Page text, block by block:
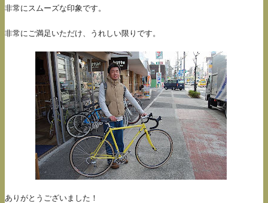
非常にスムーズな印象です。
非常にご満足いただけ、うれしい限りです。
ありがとうございました！